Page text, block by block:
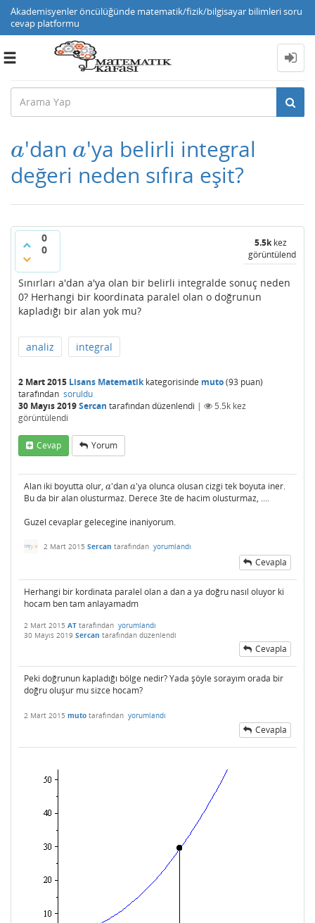
Akademisyenler öncülüğünde matematik/fizik/bilgisayar bilimleri soru
cevap platformu
Toggle
a
a'dan a
a'ya belirli integral
değeri neden sıfıra eşit?
0
0
5.5kkez
görüntülendi
Sınırları a'dan a'ya olan bir belirli integralde sonuç neden
0? Herhangi bir koordinata paralel olan o doğrunun
kapladığı bir alan yok mu?
analiz integral
2 Mart 2015 Lisans Matematikkategorisinde muto(93 puan)
tarafından soruldu
30 Mayıs 2019Sercan tarafındandüzenlendi | 5.5k kez
görüntülendi
Cevap Yorum
Alan iki boyutta olur, a
a'dana
a'ya olunca olusan cizgi tek boyuta iner.
Bu da bir alan olusturmaz. Derece 3te de hacim olusturmaz, ....
Guzel cevaplar gelecegine inaniyorum.
2 Mart 2015 Sercan tarafından yorumlandı
Cevapla
Herhangi bir kordinata paralel olan a dan a ya doğru nasıl oluyor ki
hocam ben tam anlayamadm
2 Mart 2015 AT tarafından yorumlandı
30 Mayıs 2019 Sercan tarafından düzenlendi
Cevapla
Peki doğrunun kapladığı bölge nedir? Yada şöyle sorayım orada bir
doğru oluşur mu sizce hocam?
2 Mart 2015 muto tarafından yorumlandı
Cevapla